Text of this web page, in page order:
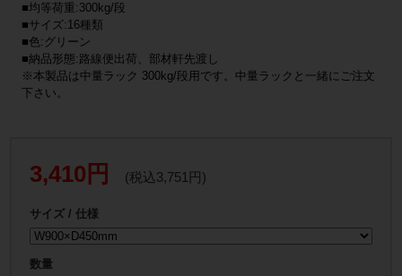
■均等荷重:300kg/段
■サイズ:16種類
■色:グリーン
■納品形態:路線便出荷、部材軒先渡し
※本製品は中量ラック 300kg/段用です。中量ラックと一緒にご注文
下さい。
3,410円 (税込3,751円)
サイズ / 仕様
数量